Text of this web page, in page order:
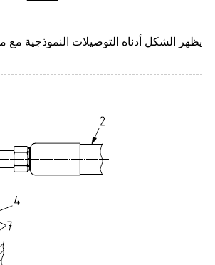
يظهر الشكل أدناه التوصيلات النموذجية